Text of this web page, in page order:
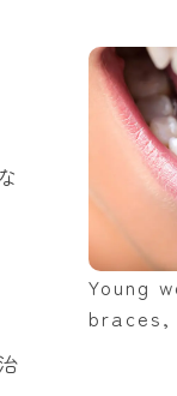
Young
braces,